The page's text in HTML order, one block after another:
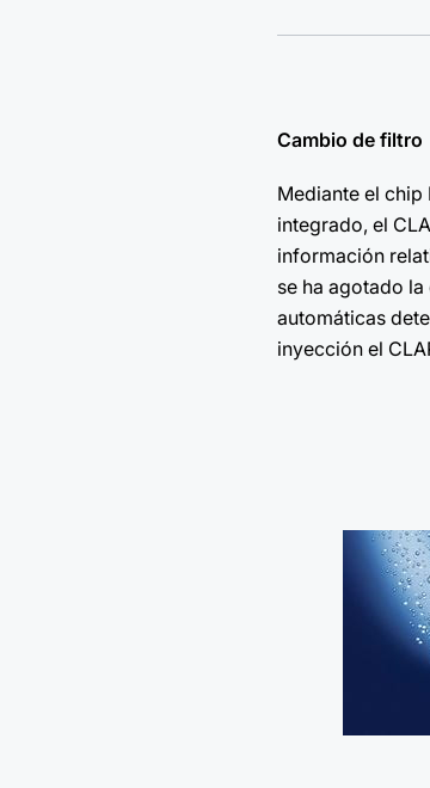
Cambio de filtro
Mediante el chip
integrado, el
información
se ha agotado
automáticas
inyección el